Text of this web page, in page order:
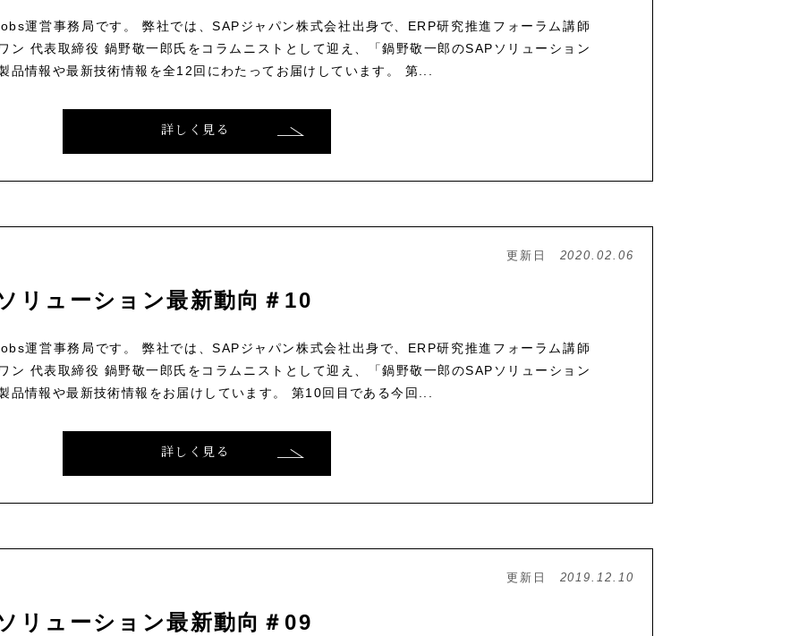
運営事務局です。 弊社では、SAPジャパン株式会社出身で、ERP研究推進フォーラム講師
ン 代表取締役 鍋野敬一郎氏をコラムニストとして迎え、「鍋野敬一郎のSAPソリューション
品情報や最新技術情報を全12回にわたってお届けしています。 第...
詳しく見る
更新日 2020.02.06
リューション最新動向＃10
運営事務局です。 弊社では、SAPジャパン株式会社出身で、ERP研究推進フォーラム講師
ン 代表取締役 鍋野敬一郎氏をコラムニストとして迎え、「鍋野敬一郎のSAPソリューション
品情報や最新技術情報をお届けしています。 第10回目である今回...
詳しく見る
更新日 2019.12.10
リューション最新動向＃09